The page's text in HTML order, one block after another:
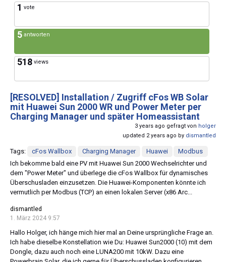
1 vote
5 antworten
518 views
[RESOLVED] Installation / Zugriff cFos WB Solar
mit Huawei Sun 2000 WR und Power Meter per
Charging Manager und später Homeassistant
3 years ago gefragt von holger
updated 2 years ago by dismantled
Tags: cFos Wallbox Charging Manager Huawei
Modbus
Ich bekomme bald eine PV mit Huawei Sun 2000 Wechselrichter und
dem "Power Meter" und überlege die cFos Wallbox für dynamisches
Überschusladen einzusetzen. Die Huawei-Komponenten könnte ich
vermutlich per Modbus (TCP) an einen lokalen Server (x86 Arc...
dismantled
1. März 2024 9:57
Hallo Holger, ich hänge mich hier mal an Deine ursprüngliche Frage an.
Ich habe dieselbe Konstellation wie Du: Huawei Sun2000 (10) mit dem
Dongle, dazu auch noch eine LUNA200 mit 10kW. Dazu eine